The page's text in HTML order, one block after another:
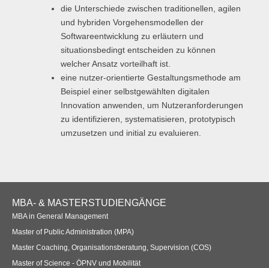
die Unterschiede zwischen traditionellen, agilen
und hybriden Vorgehensmodellen der
Softwareentwicklung zu erläutern und
situationsbedingt entscheiden zu können
welcher Ansatz vorteilhaft ist.
eine nutzer-orientierte Gestaltungsmethode am
Beispiel einer selbstgewählten digitalen
Innovation anwenden, um Nutzeranforderungen
zu identifizieren, systematisieren, prototypisch
umzusetzen und initial zu evaluieren.
Footer
Navigation
MBA- & MASTERSTUDIENGÄNGE
MBA in General Management
Master of Public Administration (MPA)
Master Coaching, Organisationsberatung, Supervision (COS)
Master of Science - ÖPNV und Mobilität